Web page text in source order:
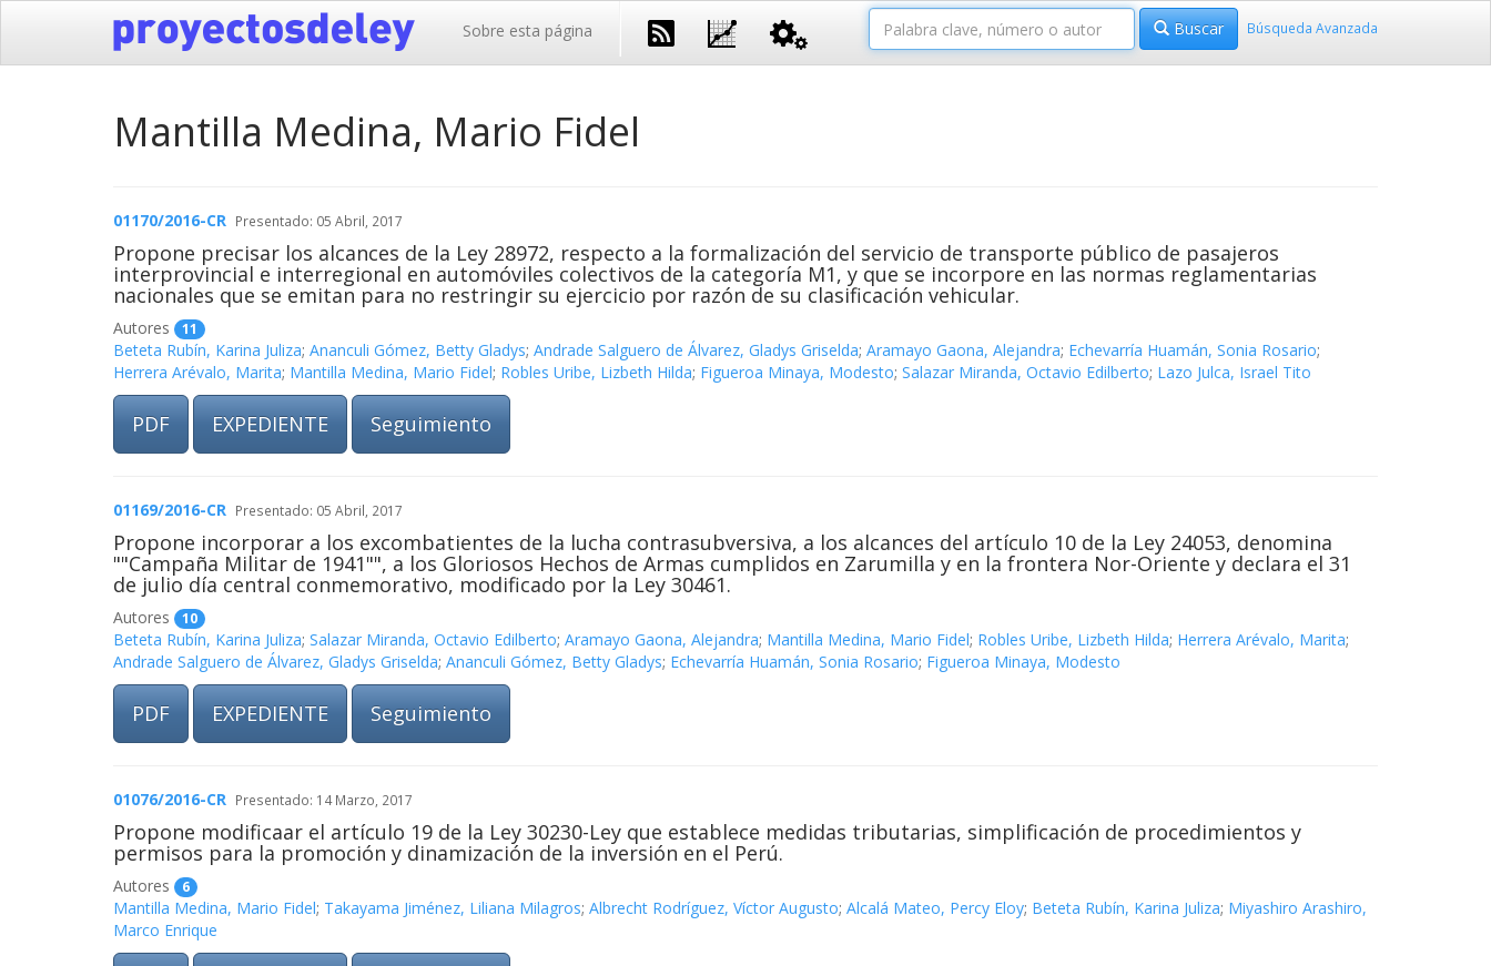
Sobre esta página Buscar Búsqueda Avanzada
Mantilla Medina, Mario Fidel
01170/2016-CR Presentado: 05 Abril, 2017
Propone precisar los alcances de la Ley 28972, respecto a la formalización del servicio de transporte público de pasajeros
interprovincial e interregional en automóviles colectivos de la categoría M1, y que se incorpore en las normas reglamentarias
nacionales que se emitan para no restringir su ejercicio por razón de su clasificación vehicular.
Autores 11
Beteta Rubín, Karina Juliza; Ananculi Gómez, Betty Gladys; Andrade Salguero de Álvarez, Gladys Griselda; Aramayo Gaona, Alejandra; Echevarría Huamán, Sonia Rosario;
Herrera Arévalo, Marita; Mantilla Medina, Mario Fidel; Robles Uribe, Lizbeth Hilda; Figueroa Minaya, Modesto; Salazar Miranda, Octavio Edilberto; Lazo Julca, Israel Tito
PDF EXPEDIENTE Seguimiento
01169/2016-CR Presentado: 05 Abril, 2017
Propone incorporar a los excombatientes de la lucha contrasubversiva, a los alcances del artículo 10 de la Ley 24053, denomina
""Campaña Militar de 1941"", a los Gloriosos Hechos de Armas cumplidos en Zarumilla y en la frontera Nor-Oriente y declara el 31
de julio día central conmemorativo, modificado por la Ley 30461.
Autores 10
Beteta Rubín, Karina Juliza; Salazar Miranda, Octavio Edilberto; Aramayo Gaona, Alejandra; Mantilla Medina, Mario Fidel; Robles Uribe, Lizbeth Hilda; Herrera Arévalo, Marita;
Andrade Salguero de Álvarez, Gladys Griselda; Ananculi Gómez, Betty Gladys; Echevarría Huamán, Sonia Rosario; Figueroa Minaya, Modesto
PDF EXPEDIENTE Seguimiento
01076/2016-CR Presentado: 14 Marzo, 2017
Propone modificaar el artículo 19 de la Ley 30230-Ley que establece medidas tributarias, simplificación de procedimientos y
permisos para la promoción y dinamización de la inversión en el Perú.
Autores 6
Mantilla Medina, Mario Fidel; Takayama Jiménez, Liliana Milagros; Albrecht Rodríguez, Víctor Augusto; Alcalá Mateo, Percy Eloy; Beteta Rubín, Karina Juliza; Miyashiro Arashiro,
Marco Enrique